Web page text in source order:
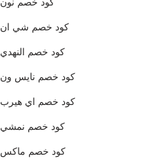
كود خصم شي ان
كود خصم النهدي
كود خصم نايس ون
كود خصم اي هيرب
كود خصم نمشي
كود خصم ماكس